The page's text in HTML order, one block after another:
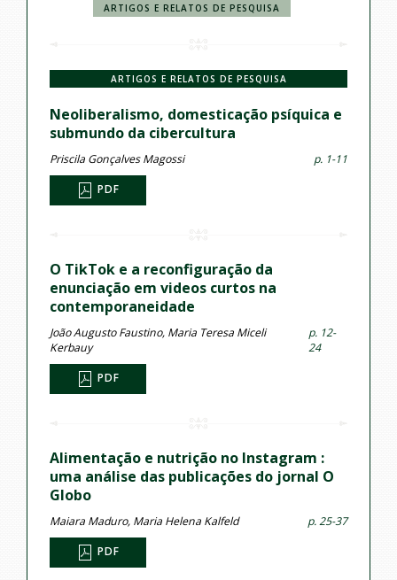
ARTIGOS E RELATOS DE PESQUISA
ARTIGOS E RELATOS DE PESQUISA
Neoliberalismo, domesticação psíquica e
submundo da cibercultura
Priscila Gonçalves Magossi p. 1-11
PDF
O TikTok e a reconfiguração da
enunciação em videos curtos na
contemporaneidade
João Augusto Faustino, Maria Teresa Miceli
Kerbauy
p. 12-
24
PDF
Alimentação e nutrição no Instagram :
uma análise das publicações do jornal O
Globo
Maiara Maduro, Maria Helena Kalfeld p. 25-37
PDF